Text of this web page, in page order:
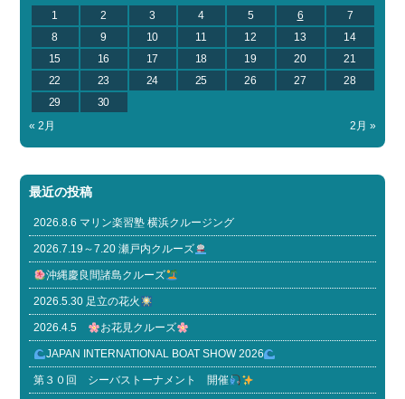
1
2 3 4 5 6
7
8
9 10 11 12 13
14
15
16 17 18 19 20
21
22
23 24 25 26 27
28
29
30
« 2月
2月 »
最近の投稿
2026.8.6 マリン楽習塾 横浜クルージング
2026.7.19～7.20 瀬戸内クルーズ
沖縄慶良間諸島クルーズ
2026.5.30 足立の花火
2026.4.5 お花見クルーズ
JAPAN INTERNATIONAL BOAT SHOW 2026
第３０回 シーバストーナメント 開催